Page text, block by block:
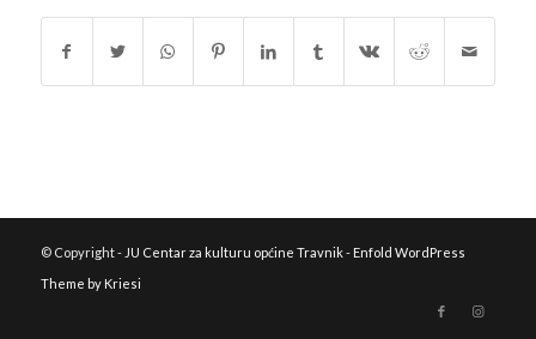
© Copyright - JU Centar za kulturu općine Travnik- Enfold WordPress
Theme by Kriesi